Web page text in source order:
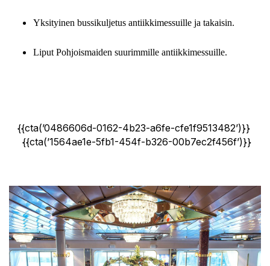
Yksityinen bussikuljetus antiikkimessuille ja takaisin.
Liput Pohjoismaiden suurimmille antiikkimessuille.
{{cta(’0486606d-0162-4b23-a6fe-cfe1f9513482’)}}
{{cta(’1564ae1e-5fb1-454f-b326-00b7ec2f456f’)}}